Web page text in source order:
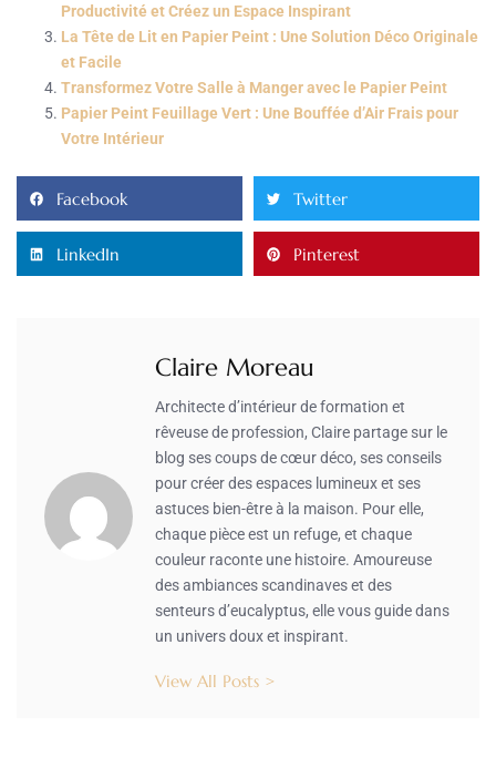
Productivité et Créez un Espace Inspirant
La Tête de Lit en Papier Peint : Une Solution Déco Originale
et Facile
Transformez Votre Salle à Manger avec le Papier Peint
Papier Peint Feuillage Vert : Une Bouffée d’Air Frais pour
Votre Intérieur
Facebook Twitter
LinkedIn Pinterest
Claire Moreau
Architecte d’intérieur de formation et
rêveuse de profession, Claire partage sur le
blog ses coups de cœur déco, ses conseils
pour créer des espaces lumineux et ses
astuces bien-être à la maison. Pour elle,
chaque pièce est un refuge, et chaque
couleur raconte une histoire. Amoureuse
des ambiances scandinaves et des
senteurs d’eucalyptus, elle vous guide dans
un univers doux et inspirant.
View All Posts >